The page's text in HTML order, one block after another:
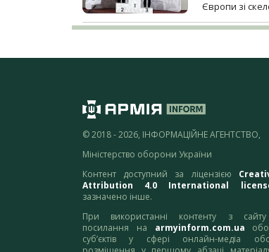
Європи зі
© 2018 - 2026, ІНФОРМАЦІЙНЕ АГЕНТСТВО,
Міністерство оборони України
Контент доступний за ліцензією
Attribution 4.0 International
зазначено інше.
При використанні контенту з сайту
посилання на armyinform.com.ua
суб’єктів у сфері онлайн-медіа